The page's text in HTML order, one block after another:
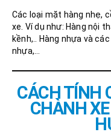
Các loại mặt hàng nhẹ,
xe. Ví dụ như: Hàng nội
kềnh,.. Hàng nhựa và
nhựa,…
CÁCH TÍNH
CHÀNH